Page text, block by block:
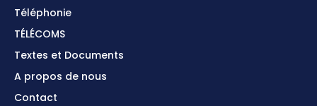
Téléphonie
TÉLÉCOMS
Textes et Documents
A propos de nous
Contact